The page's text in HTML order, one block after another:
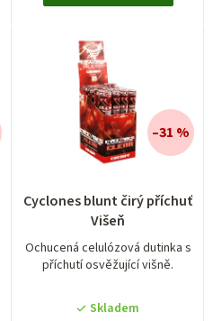
Cyclones blunt čirý příchuť
Višeň
Ochucená celulózová dutinka s
příchutí osvěžující višně.
Skladem
–31 %